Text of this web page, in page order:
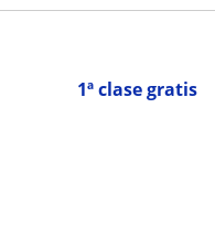
1ª clase gratis